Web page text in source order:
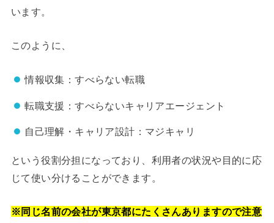
います。
このように、
情報収集：すべらない転職
転職支援：すべらないキャリアエージェント
自己理解・キャリア設計：マジキャリ
という役割分担になっており、利用者の状況や目的に応
じて使い分けることができます。
※同じ名前の会社が東京都にたくさんありますので注意